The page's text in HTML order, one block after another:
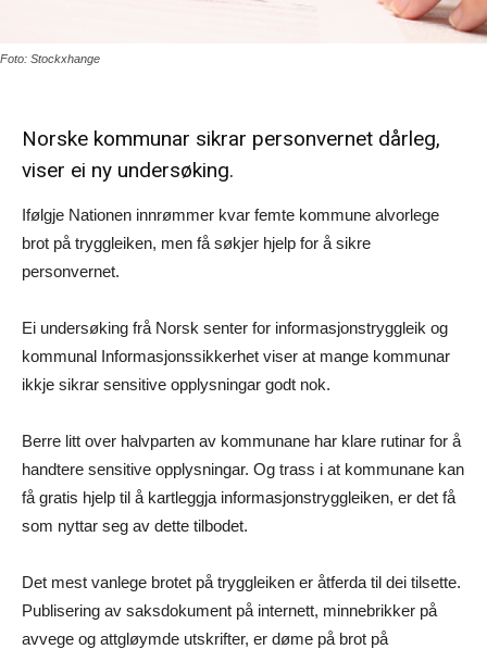
Foto: Stockxhange
Norske kommunar sikrar personvernet dårleg,
viser ei ny undersøking.
Ifølgje Nationen innrømmer kvar femte kommune alvorlege
brot på tryggleiken, men få søkjer hjelp for å sikre
personvernet.
Ei undersøking frå Norsk senter for informasjonstryggleik og
kommunal Informasjonssikkerhet viser at mange kommunar
ikkje sikrar sensitive opplysningar godt nok.
Berre litt over halvparten av kommunane har klare rutinar for å
handtere sensitive opplysningar. Og trass i at kommunane kan
få gratis hjelp til å kartleggja informasjonstryggleiken, er det få
som nyttar seg av dette tilbodet.
Det mest vanlege brotet på tryggleiken er åtferda til dei tilsette.
Publisering av saksdokument på internett, minnebrikker på
avvege og attgløymde utskrifter, er døme på brot på